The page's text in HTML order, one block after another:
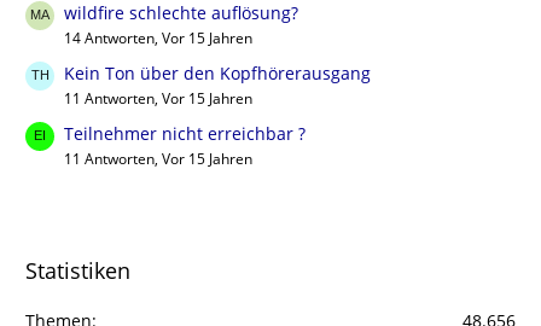
wildfire schlechte auflösung?
14 Antworten, Vor 15 Jahren
Kein Ton über den Kopfhörerausgang
11 Antworten, Vor 15 Jahren
Teilnehmer nicht erreichbar ?
11 Antworten, Vor 15 Jahren
Statistiken
Themen
48.656